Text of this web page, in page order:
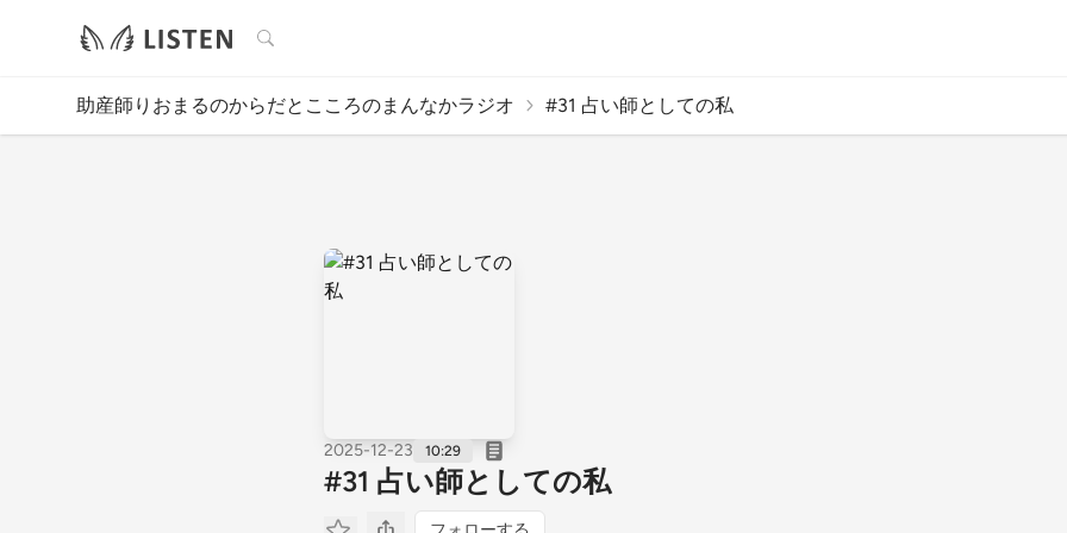
検索
助産師りおまるのからだとこころのまんなかラジオ #31 占い師としての私
2025-12-23 10:29
#31 占い師としての私